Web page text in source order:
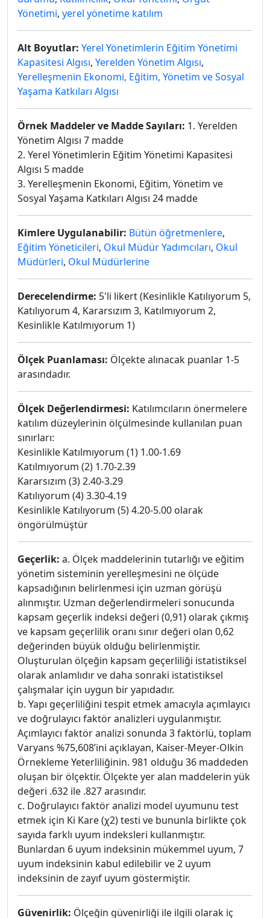
Yönetimi, yerel yönetime katılım
Alt Boyutlar: Yerel Yönetimlerin Eğitim Yönetimi
Kapasitesi Algısı, Yerelden Yönetim Algısı,
Yerelleşmenin Ekonomi, Eğitim, Yönetim ve Sosyal
Yaşama Katkıları Algısı
Örnek Maddeler ve Madde Sayıları: 1. Yerelden
Yönetim Algısı 7 madde
2. Yerel Yönetimlerin Eğitim Yönetimi Kapasitesi
Algısı 5 madde
3. Yerelleşmenin Ekonomi, Eğitim, Yönetim ve
Sosyal Yaşama Katkıları Algısı 24 madde
Kimlere Uygulanabilir: Bütün öğretmenlere,
Eğitim Yöneticileri, Okul Müdür Yadımcıları, Okul
Müdürleri, Okul Müdürlerine
Derecelendirme: 5'li likert (Kesinlikle Katılıyorum 5,
Katılıyorum 4, Kararsızım 3, Katılmıyorum 2,
Kesinlikle Katılmıyorum 1)
Ölçek Puanlaması: Ölçekte alınacak puanlar 1-5
arasındadır.
Ölçek Değerlendirmesi: Katılımcıların önermelere
katılım düzeylerinin ölçülmesinde kullanılan puan
sınırları:
Kesinlikle Katılmıyorum (1) 1.00-1.69
Katılmıyorum (2) 1.70-2.39
Kararsızım (3) 2.40-3.29
Katılıyorum (4) 3.30-4.19
Kesinlikle Katılıyorum (5) 4.20-5.00 olarak
öngörülmüştür
Geçerlik: a. Ölçek maddelerinin tutarlığı ve eğitim
yönetim sisteminin yerelleşmesini ne ölçüde
kapsadığının belirlenmesi için uzman görüşü
alınmıştır. Uzman değerlendirmeleri sonucunda
kapsam geçerlik indeksi değeri (0,91) olarak çıkmış
ve kapsam geçerlilik oranı sınır değeri olan 0,62
değerinden büyük olduğu belirlenmiştir.
Oluşturulan ölçeğin kapsam geçerliliği istatistiksel
olarak anlamlıdır ve daha sonraki istatistiksel
çalışmalar için uygun bir yapıdadır.
b. Yapı geçerliliğini tespit etmek amacıyla açımlayıcı
ve doğrulayıcı faktör analizleri uygulanmıştır.
Açımlayıcı faktör analizi sonunda 3 faktörlü, toplam
Varyans %75,608’ini açıklayan, Kaiser-Meyer-Olkin
Örnekleme Yeterliliğinin. 981 olduğu 36 maddeden
oluşan bir ölçektir. Ölçekte yer alan maddelerin yük
değeri .632 ile .827 arasındır.
c. Doğrulayıcı faktör analizi model uyumunu test
etmek için Ki Kare (χ2) testi ve bununla birlikte çok
sayıda farklı uyum indeksleri kullanmıştır.
Bunlardan 6 uyum indeksinin mükemmel uyum, 7
uyum indeksinin kabul edilebilir ve 2 uyum
indeksinin de zayıf uyum göstermiştir.
Güvenirlik: Ölçeğin güvenirliği ile ilgili olarak iç